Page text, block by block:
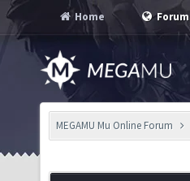
Home Forum
MEGAMU Mu Online Forum